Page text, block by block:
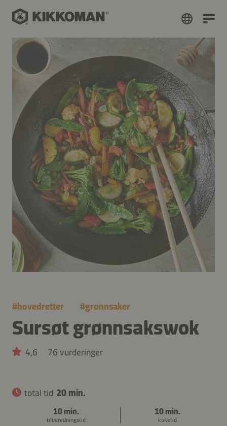
#hovedretter #grønnsaker
Sursøt grønnsakswok
4,6 76 vurderinger
total tid 20 min.
10 min.
tilberedningstid
10 min.
koketid